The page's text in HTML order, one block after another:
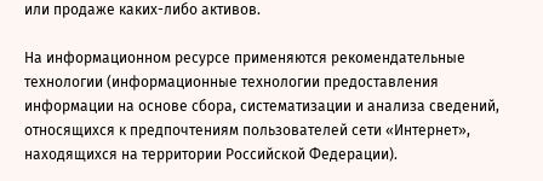
или продаже каких-либо активов.
На информационном ресурсе применяются рекомендательные
технологии (информационные технологии предоставления
информации на основе сбора, систематизации и анализа сведений,
относящихся к предпочтениям пользователей сети «Интернет»,
находящихся на территории Российской Федерации).